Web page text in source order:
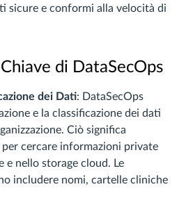
sicure e conformi alla velocità di
di DataSecOps
dei Dati: DataSecOps
e la classificazione dei dati
Ciò significa
cercare informazioni private
e nello storage cloud. Le
includere nomi, cartelle cliniche